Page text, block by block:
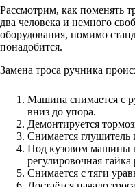
Рассмотрим, как поменять
два человека и немного
оборудования, помимо
понадобится.
Замена троса ручника
Машина снимается с
вниз до упора.
Демонтируется
Снимается глушитель
Под кузовом машины
регулировочная
Снимается с тяги